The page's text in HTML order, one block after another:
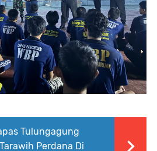
Tulungagung
Perdana Di